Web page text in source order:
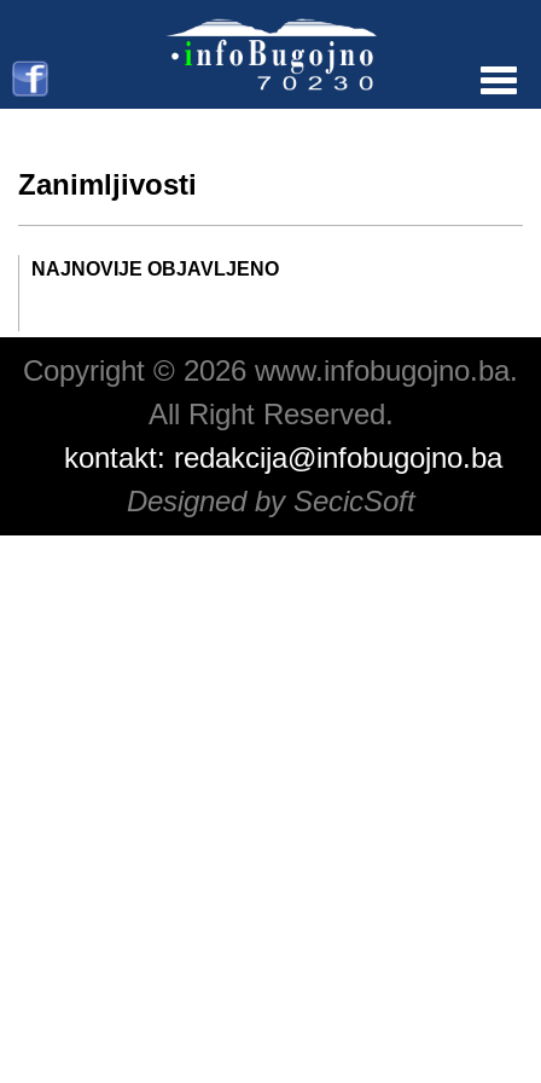
Zanimljivosti
NAJNOVIJE OBJAVLJENO
Copyright © 2026 www.infobugojno.ba.
All Right Reserved.
kontakt: redakcija@infobugojno.ba
Designed by SecicSoft